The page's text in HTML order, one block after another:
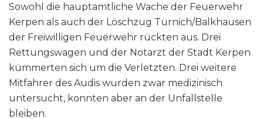
Sowohl die hauptamtliche Wache der Feuerwehr
Kerpen als auch der Löschzug Türnich/Balkhausen
der Freiwilligen Feuerwehr rückten aus. Drei
Rettungswagen und der Notarzt der Stadt Kerpen
kümmerten sich um die Verletzten. Drei weitere
Mitfahrer des Audis wurden zwar medizinisch
untersucht, konnten aber an der Unfallstelle
bleiben.